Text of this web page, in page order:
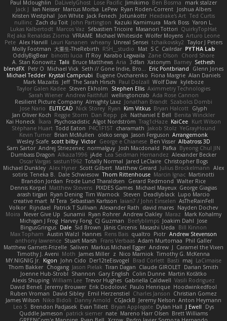
Paul Mcloughlin
DaLivelyGhost Lose Pacific Jimikimo Ben Bosma
mark stalzer
Jack J
Ian Neisser Marcus Morba LePew Ryan Roden-Corrent Joshua Albers
Kristen Westphal
Jon White Jack Fenech Jotunkottr Hexdrake's Art Ted Curtis
nullinc Zach du Toit John Partington Kazuki Kamimura Mark Boss Yaron L.
Lukas Kalbertodt Marcos Vaz Sébastien Tricoire Masanori Tottori QuirkyTopHat
ReJ aka Renaldas Zioma VFRAME Michael Whiteside Wolfer Moyens Arturo Leone
Pete Alex Harvill Lauri Kananen wheany Unreal Sensei tchaikovsky2 Taylor J Peters
Molly Footman 大重生-TheRebirth RSH__studio Mat S C Cailrdar PYTHA Lab
OddlyBigBear binotti lucia IT Roy Karabo Legwaila Zane Olson
Chord Shore
A. Stan Konowitz Talii Bruce Matthews Aria 3dfan Xatonym Barney Sethesh
blendFX Petr O Michael Vick Seth // Gone Indie, Bro... Eric Pontbriand
Glenn Jones
Michael Tedder Krystal Camprubi Eugene Ovcharenko Fiona Margrie Alan Daniels
Mark Mazaitis Jeff The Sarah Hirsch Paul Dolzall Wolf Daw kyleboze
Taylor Galen Kadee Steven Ekholm Stephen Ellis Aximmetry Technologies
Sarah Wiener Andrew Faithfull wellingtoncrab Ada Rose Cannon
Resilient Picture Company Almighty Laxz Jonathan Brandt Szabolcs Dombi
Jose Nario
ELITECAD Nick Storey Ryan Kim Vitkus Bryan Halcott Glyph
Jan Oliver Koch Reggie Storm Dan Repp pk Nathaniel E Bell Benita Winckler
Kai Honeck Íkara Psychosadistic Algot Nordström Trag1cHaze KaiCee Kurt Wilson
Stéphane Huart Todd Eaton P4C1F15T charamath Jakob Stolz YeGrayHound
Kevin Turner Brian McMullen oleko senga Jason Ferguson Arrangemonk
Wesley Scafe scott bilby Victor George e Chianese Ben Visser Albatross 3D
Sam Sartor Andrej Striezenec normalguy Josh Macdonald Pafka Byeong Chul JIN
Dumbass Dragon Alkaza1996 jAde Lea Seidman Hernandez Alexander Becker
Oscar Vargas sastun1962 Totally Normal Jared LeClaire Christopher Bogs
Michael Dunkley Alex Hyner Scott Gilbert Matthew Gerard Julius Brockelmann Alex
sotiris Teneka B. Dale Schwiesow Thom Rittenhouse Marcin Ignac Martinotti
Brandon Jordan Frode Lund Tharaldsen Gerard Redmond Walter Rice
Dennis Korpel Matthew Stevens PIXDES Games Michael Mayeux George Giagias
arash tirgari Ryan Dening Tim Warnock Steven Deadlyblack Lupo Marcio
creative mart M Tera Sebastian Karlsson Iaian7 / John Einselen AsTheRainFell
Volkor Rijndael Patrick T Sullivan Alexander Rath david mares Nayden Dochev
Moira
Never Give Up Sunamii Ryan Rohrer Andrew Oakley Maraz
Mark Kohalmy
Michigan J Frog Harvey Fong CJ Guzman Beefyblimps Joakim Dahl Jose
BingusGringus Dale Sid Brown Jānis Circenis Masashi Ueda
Bill Kinnon
Max Topham Austin Walzl Hannes Rens Bais qualtro Piotr Andrew Stevenson
anthony lawrence Stuart Marsh Frans Verbaas Adam Murtomaa Phil Galler
Matthew Garnett-Frizelle Saliven Markus Michael Egger Andrew J Caramel the Vixen
Timothy J. Aveni Moth James Miller z Nico Marniok Timothy G. McKenna
MY.NIGNIG Jr. Kigon John Cido Der12teEisvogel Brad Corlett Basti maj LaCimaise
Thom Bakker Chogang Jason Pielak Tiran Dagan Claude GIROLET Darian Smith
Joenne Hub-Strobl Shannon Gary English Colin Dunne Martin Koťátko
Alexis Shuping William Lee Trevor Hughes Gabriella Caldwell Vasili Rodriguez
David Beneš Jeremy Brouwer Erik Dodolović Paulo Henrique Hoodwinkedfool
Ruben Vroman David Sibley Emil Herzenstiel Charles Janson Christian Gomez
James Wilson Niko Bidoli Danny Arnold CGJackB Jeremy Nelson Anton Heymann
Leo S Brendon Padjasek Evan Tillett Bryan Applegate Dylan Hall J Ewell
Dys
Quddle Jameson patrick siemer nate Mareno Harr Olsen Brett Williams